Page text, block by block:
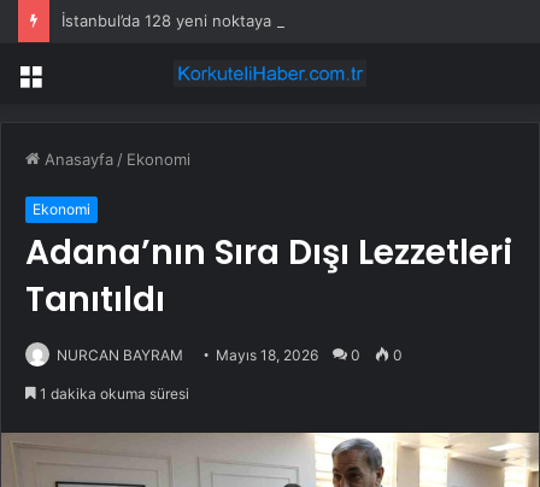
İstanbul’da 128 yeni noktaya daha EDS geliyor
Menü
Anasayfa / Ekonomi
Ekonomi
Adana’nın Sıra Dışı Lezzetleri
Tanıtıldı
NURCAN BAYRAM Mayıs 18, 2026 0 0
1 dakika okuma süresi